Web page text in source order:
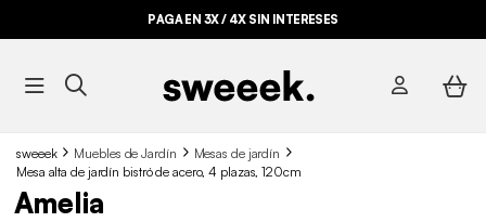
PAGA EN 3X / 4X SIN INTERESES
sweeek Muebles de Jardín
Mesas de jardín
Mesa alta de jardín bistró de acero, 4 plazas, 120cm
Amelia